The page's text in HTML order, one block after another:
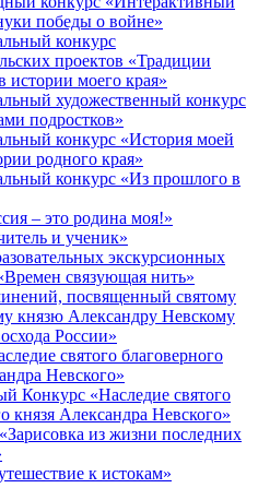
победы о войне»
конкурс
проектов «Традиции
истории моего края»
художественный конкурс
подростков»
конкурс «История моей
родного края»
конкурс «Из прошлого в
– это родина моя!»
и ученик»
экскурсионных
связующая нить»
посвященный святому
князю Александру Невскому
России»
святого благоверного
Невского»
Конкурс «Наследие святого
князя Александра Невского»
из жизни последних
к истокам»